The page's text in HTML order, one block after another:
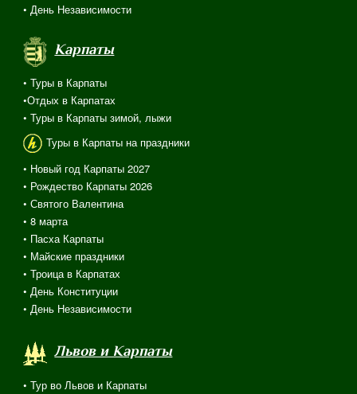
• День Независимости
Карпаты
• Туры в Карпаты
•Отдых в Карпатах
• Туры в Карпаты зимой, лыжи
Туры в Карпаты на праздники
• Новый год Карпаты 2027
• Рождество Карпаты 2026
• Святого Валентина
• 8 марта
• Пасха Карпаты
• Майские праздники
• Троица в Карпатах
• День Конституции
• День Независимости
Львов и Карпаты
• Тур во Львов и Карпаты